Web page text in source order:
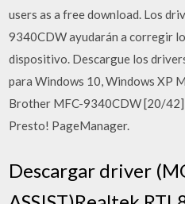
users as a free download. Los
9340CDW ayudarán a corregir
dispositivo. Descargue los
para Windows 10, Windows XP
Brother MFC-9340CDW [20/42]
Presto! PageManager.
Descargar driver